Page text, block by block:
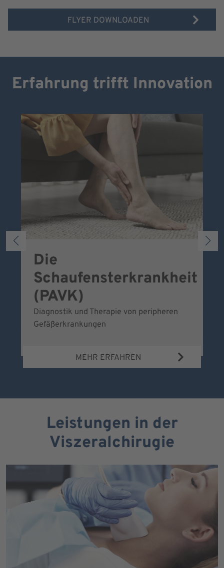
FLYER DOWNLOADEN
Erfahrung trifft Innovation
Die
Schaufensterkrankheit
(PAVK)
Diagnostik und Therapie von peripheren
Gefäßerkrankungen
MEHR ERFAHREN
Leistungen in der
Viszeralchirugie